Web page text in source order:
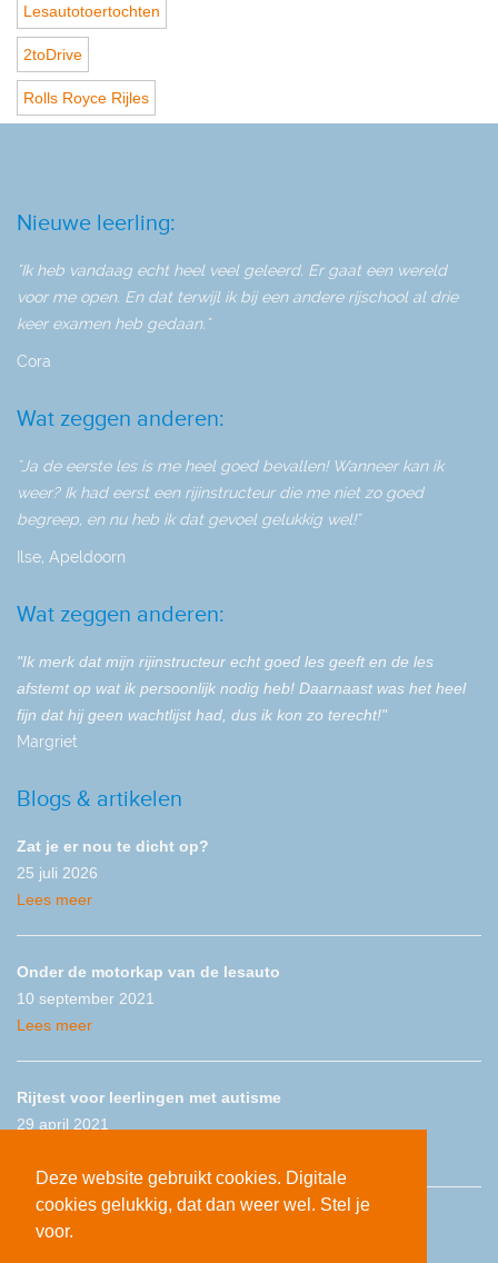
Deze website gebruikt cookies. Digitale
cookies gelukkig, dat dan weer wel. Stel je
voor.
Lesautotoertochten
2toDrive
Rolls Royce Rijles
Nieuwe leerling:
"Ik heb vandaag echt heel veel geleerd. Er gaat een wereld
voor me open. En dat terwijl ik bij een andere rijschool al drie
keer examen heb gedaan."
Cora
Wat zeggen anderen:
"Ja de eerste les is me heel goed bevallen! Wanneer kan ik
weer? Ik had eerst een rijinstructeur die me niet zo goed
begreep, en nu heb ik dat gevoel gelukkig wel!"
Ilse, Apeldoorn
Wat zeggen anderen:
"Ik merk dat mijn rijinstructeur echt goed les geeft en de les
afstemt op wat ik persoonlijk nodig heb! Daarnaast was het heel
fijn dat hij geen wachtlijst had, dus ik kon zo terecht!"
Margriet
Blogs & artikelen
Zat je er nou te dicht op?
25 juli 2026
Lees meer
Onder de motorkap van de lesauto
10 september 2021
Lees meer
Rijtest voor leerlingen met autisme
29 april 2021